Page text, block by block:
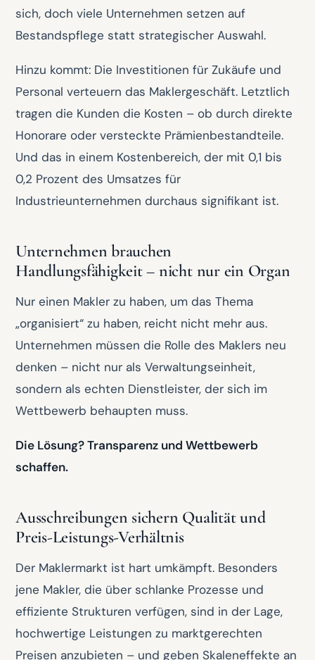
sich, doch viele Unternehmen setzen auf
Bestandspflege statt strategischer Auswahl.
Hinzu kommt: Die Investitionen für Zukäufe und
Personal verteuern das Maklergeschäft. Letztlich
tragen die Kunden die Kosten – ob durch direkte
Honorare oder versteckte Prämienbestandteile.
Und das in einem Kostenbereich, der mit 0,1 bis
0,2 Prozent des Umsatzes für
Industrieunternehmen durchaus signifikant ist.
Unternehmen brauchen
Handlungsfähigkeit – nicht nur ein Organ
Nur einen Makler zu haben, um das Thema
„organisiert“ zu haben, reicht nicht mehr aus.
Unternehmen müssen die Rolle des Maklers neu
denken – nicht nur als Verwaltungseinheit,
sondern als echten Dienstleister, der sich im
Wettbewerb behaupten muss.
Die Lösung? Transparenz und Wettbewerb
schaffen.
Ausschreibungen sichern Qualität und
Preis-Leistungs-Verhältnis
Der Maklermarkt ist hart umkämpft. Besonders
jene Makler, die über schlanke Prozesse und
effiziente Strukturen verfügen, sind in der Lage,
hochwertige Leistungen zu marktgerechten
Preisen anzubieten – und geben Skaleneffekte an